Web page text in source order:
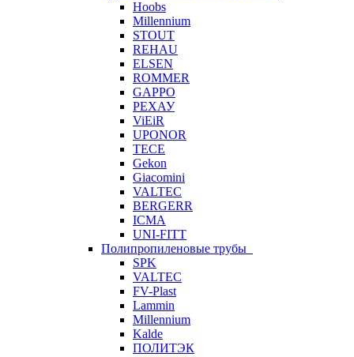
Hoobs
Millennium
STOUT
REHAU
ELSEN
ROMMER
GAPPO
РЕХАУ
ViEiR
UPONOR
TECE
Gekon
Giacomini
VALTEC
BERGERR
ICMA
UNI-FITT
Полипропиленовые трубы
SPK
VALTEC
FV-Plast
Lammin
Millennium
Kalde
ПОЛИТЭК